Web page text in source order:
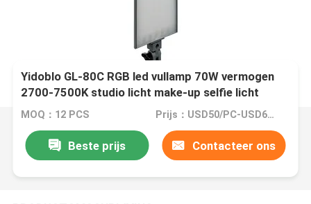
Yidoblo GL-80C RGB led vullamp 70W vermogen
2700-7500K studio licht make-up selfie licht
MOQ：12 PCS Prijs：USD50/PC-USD60/PC
Beste prijs Contacteer ons